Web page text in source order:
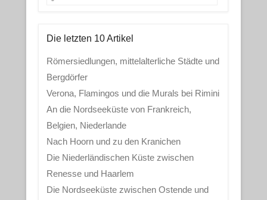
Die letzten 10 Artikel
Römersiedlungen, mittelalterliche Städte und
Bergdörfer
Verona, Flamingos und die Murals bei Rimini
An die Nordseeküste von Frankreich,
Belgien, Niederlande
Nach Hoorn und zu den Kranichen
Die Niederländischen Küste zwischen
Renesse und Haarlem
Die Nordseeküste zwischen Ostende und